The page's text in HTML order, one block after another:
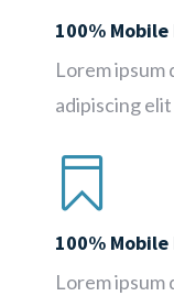
100%
Lorem
adipiscing

100%
Lorem